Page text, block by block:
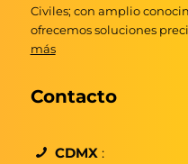
Civiles; con amplio
ofrecemos soluciones
más
Contacto
CDMX :